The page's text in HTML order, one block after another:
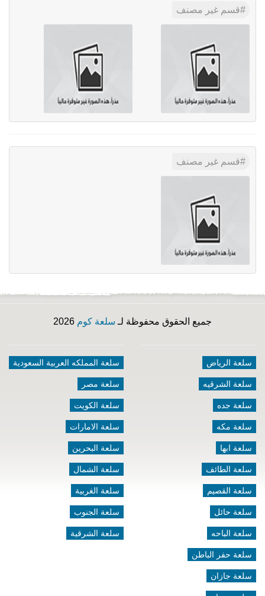
قسم غير مصنف
قسم غير مصنف
جميع الحقوق محفوظة لـ سلعة كوم
سلعة الرياض
سلعة الشرقيه
سلعة جده
سلعة مكه
سلعة ابها
سلعة الطائف
سلعة القصيم
سلعة حائل
سلعة الباحه
سلعة حفر الباطن
سلعة جازان
سلعة المملكه العربية السعودية
سلعة مصر
سلعة الكويت
سلعة الامارات
سلعة البحرين
سلعة الشمال
سلعة الغربية
سلعة الجنوب
سلعة الشرقية